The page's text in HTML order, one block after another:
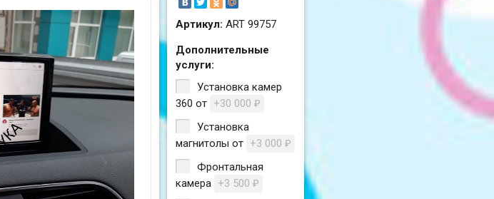
Артикул:ART 99757
Дополнительные
услуги:
Установка камер
360 от +30 000₽
Установка
магнитолы от +3 000₽
Фронтальная
камера +3 500₽